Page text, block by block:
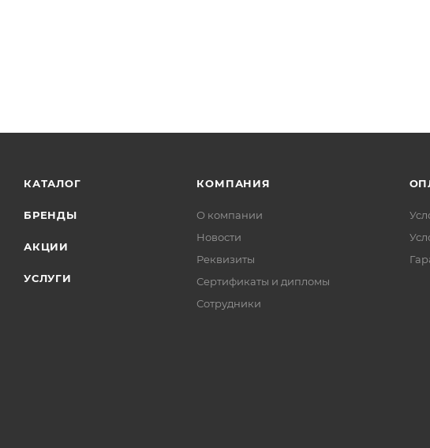
КАТАЛОГ
БРЕНДЫ
АКЦИИ
УСЛУГИ
КОМПАНИЯ
О компании
Новости
Реквизиты
Сертификаты и дипломы
Сотрудники